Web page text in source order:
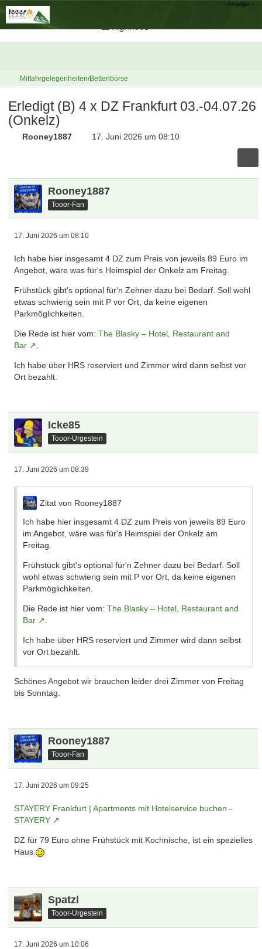
Mitfahrgelegenheiten/Bettenbörse
Erledigt (B) 4 x DZ Frankfurt 03.-04.07.26
(Onkelz)
Rooney1887 17. Juni 2026 um 08:10
Rooney1887
Tooor-Fan
17. Juni 2026 um 08:10
Ich habe hier insgesamt 4 DZ zum Preis von jeweils 89 Euro im
Angebot, wäre was für's Heimspiel der Onkelz am Freitag.
Frühstück gibt's optional für'n Zehner dazu bei Bedarf. Soll wohl
etwas schwierig sein mit P vor Ort, da keine eigenen
Parkmöglichkeiten.
Die Rede ist hier vom:The Blasky – Hotel, Restaurant and
Bar
Ich habe über HRS reserviert und Zimmer wird dann selbst vor
Ort bezahlt.
Icke85
Tooor-Urgestein
17. Juni 2026 um 08:39
Zitat von Rooney1887
Ich habe hier insgesamt 4 DZ zum Preis von jeweils 89 Euro
im Angebot, wäre was für's Heimspiel der Onkelz am
Freitag.
Frühstück gibt's optional für'n Zehner dazu bei Bedarf. Soll
wohl etwas schwierig sein mit P vor Ort, da keine eigenen
Parkmöglichkeiten.
Die Rede ist hier vom:The Blasky – Hotel, Restaurant and
Bar
Ich habe über HRS reserviert und Zimmer wird dann selbst
vor Ort bezahlt.
Schönes Angebot wir brauchen leider drei Zimmer von Freitag
bis Sonntag.
Rooney1887
Tooor-Fan
17. Juni 2026 um 09:25
STAYERY Frankfurt | Apartments mit Hotelservice buchen -
STAYERY
DZ für 79 Euro ohne Frühstück mit Kochnische, ist ein spezielles
Haus.
Spatzl
Tooor-Urgestein
17. Juni 2026 um 10:06